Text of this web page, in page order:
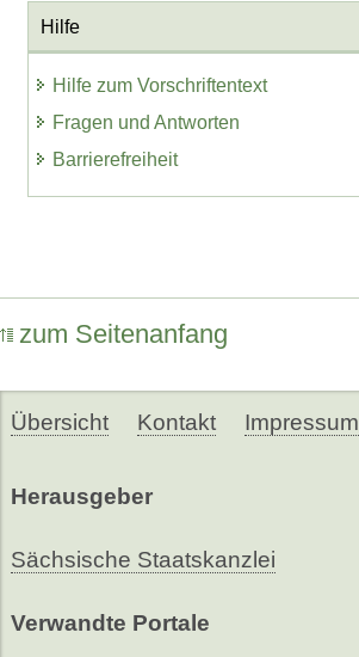
Hilfe
Hilfe zum Vorschriftentext
Fragen und Antworten
Barrierefreiheit
zum Seitenanfang
Übersicht Kontakt Impressum
Herausgeber
Sächsische Staatskanzlei
Verwandte Portale